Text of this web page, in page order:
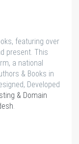
featuring over
present. This
a national
& Books in
Developed
& Domain